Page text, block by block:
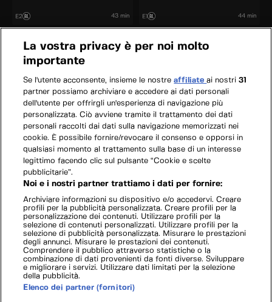
E2 43 min E1 44 min
La vostra privacy è per noi molto
importante
Se l'utente acconsente, insieme le nostreaffiliateai nostri31
partner possiamo archiviare e accedere ai dati personali
dell'utente per offrirgli un'esperienza di navigazione più
personalizzata. Ciò avviene tramite il trattamento dei dati
personali raccolti dai dati sulla navigazione memorizzati nei
cookie. È possibile fornire/revocare il consenso e opporsi in
qualsiasi momento al trattamento sulla base di un interesse
legittimo facendo clic sul pulsante “Cookie e scelte
pubblicitarie”.
Noi e i nostri partner trattiamo i dati per fornire:
Archiviare informazioni su dispositivo e/o accedervi. Creare
profili per la pubblicità personalizzata. Creare profili per la
personalizzazione dei contenuti. Utilizzare profili per la
selezione di contenuti personalizzati. Utilizzare profili per la
selezione di pubblicità personalizzata. Misurare le prestazioni
degli annunci. Misurare le prestazioni dei contenuti.
Comprendere il pubblico attraverso statistiche o la
combinazione di dati provenienti da fonti diverse. Sviluppare
e migliorare i servizi. Utilizzare dati limitati per la selezione
della pubblicità.
Elenco dei partner (fornitori)